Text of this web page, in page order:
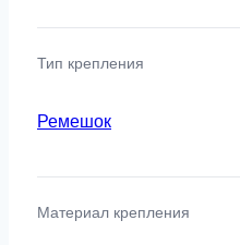
Тип крепления
Ремешок
Материал крепления